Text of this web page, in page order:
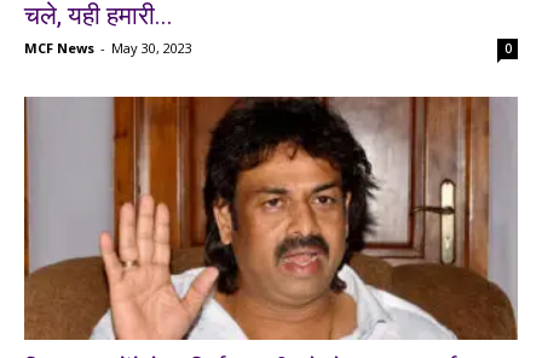
चले, यही हमारी...
MCF News - May 30, 2023 0